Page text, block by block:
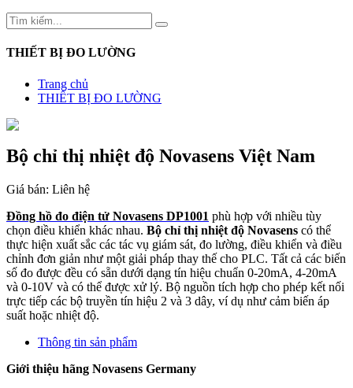
THIẾT BỊ ĐO LƯỜNG
Trang chủ
THIẾT BỊ ĐO LƯỜNG
Bộ chỉ thị nhiệt độ Novasens Việt Nam
Giá bán: Liên hệ
Đồng hồ đo điện tử Novasens DP1001 phù hợp với nhiều tùy
chọn điều khiển khác nhau. Bộ chỉ thị nhiệt độ Novasens có thể
thực hiện xuất sắc các tác vụ giám sát, đo lường, điều khiển và điều
chỉnh đơn giản như một giải pháp thay thế cho PLC. Tất cả các biến
số đo được đều có sẵn dưới dạng tín hiệu chuẩn 0-20mA, 4-20mA
và 0-10V và có thể được xử lý. Bộ nguồn tích hợp cho phép kết nối
trực tiếp các bộ truyền tín hiệu 2 và 3 dây, ví dụ như cảm biến áp
suất hoặc nhiệt độ.
Thông tin sản phẩm
Giới thiệu hãng Novasens Germany